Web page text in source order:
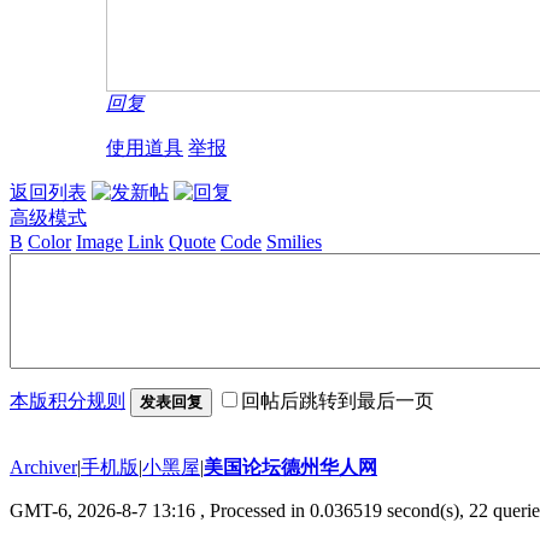
回复
使用道具 举报
返回列表
高级模式
B Color Image Link Quote Code Smilies
本版积分规则 发表回复 回帖后跳转到最后一页
Archiver|手机版|小黑屋|美国论坛德州华人网
GMT-6, 2026-8-7 13:16 , Processed in 0.036519 second(s), 22